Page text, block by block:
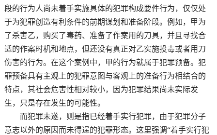
段的行为人尚未着手实施具体的犯罪构成要件行为，仅仅处
于为犯罪创造有利条件的前期谋划和准备阶段。例如，甲为
了杀害乙，购买了毒药、准备了作案用的刀具，并且寻找合
适的作案时机和地点，但还没有真正对乙实施投毒或者用刀
伤害的行为。在这个案例中，甲的行为就属于犯罪预备。犯
罪预备具有主观上的犯罪意图与客观上的准备行为相结合的
特点，其社会危害性相对较小，因为犯罪结果尚未实际发
生，只是存在发生的可能性。
而犯罪未遂，则是指已经着手实行犯罪，由于犯罪分子
意志以外的原因而未得逞的犯罪形态。这里强调“着手实行犯